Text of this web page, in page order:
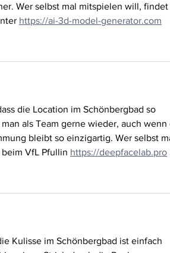
Wer selbst mal mitspielen will, findet
https://ai-3d-model-generator.com
die Location im Schönbergbad so
als Team gerne wieder, auch wenn
bleibt so einzigartig. Wer selbst
VfL Pfullin https://deepfacelab.pro
Kulisse im Schönbergbad ist einfach